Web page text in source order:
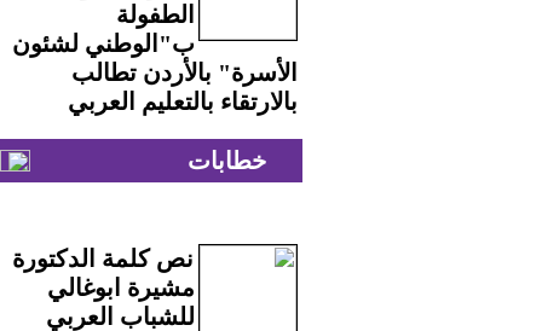
الطفولة
ب"الوطني لشئون
الأسرة" بالأردن تطالب
بالارتقاء بالتعليم العربي
خطابات
نص كلمة الدكتورة
مشيرة ابوغالي
للشباب العربي